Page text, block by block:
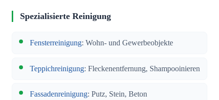
Spezialisierte Reinigung
Fensterreinigung: Wohn- und Gewerbeobjekte
Teppichreinigung: Fleckenentfernung, Shampooinieren
Fassadenreinigung: Putz, Stein, Beton